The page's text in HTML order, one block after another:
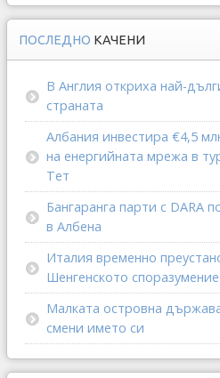
ПОСЛЕДНО КАЧЕНИ
В Англия откриха най-
страната
Албания инвестира €4,5
на енергийната мрежа в
Тет
Бангаранга парти с DARA
в Албена
Италия временно
Шенгенското
Малката островна
смени името си